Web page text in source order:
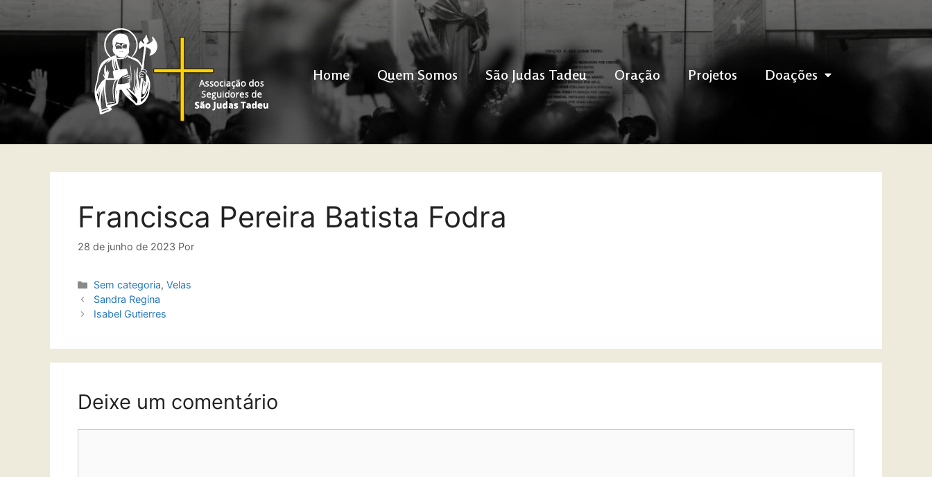
Home Quem Somos São Judas Tadeu Oração Projetos Doações
Francisca Pereira Batista Fodra
28 de junho de 2023 Por
Sem categoria,Velas
Sandra Regina
Isabel Gutierres
Deixe um comentário